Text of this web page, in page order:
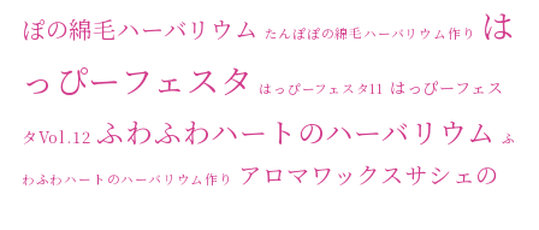
ぽの綿毛ハーバリウム たんぽぽの綿毛ハーバリウム作り
は
っぴーフェスタ
はっぴーフェスタ11 はっぴーフェス
タVol.12 ふわふわハートのハーバリウム ふ
わふわハートのハーバリウム作り
アロマワックスサシェの